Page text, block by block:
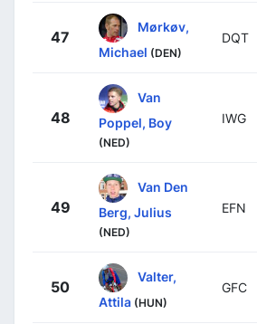
47
Mørkøv,
Michael (DEN)
DQT
48
Van
Poppel, Boy
(NED)
IWG
49
Van Den
Berg, Julius
(NED)
EFN
50
Valter,
Attila (HUN)
GFC